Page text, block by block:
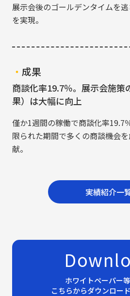
展示会後のゴールデンタイムを
を実現。
成果
商談化率19.7％。展示会施策
果）は大幅に向上
僅か1週間の稼働で商談化率19.7
限られた期間で多くの商談機会
献。
実績紹介一
ホワイトペーパー
こちらからダウンロー